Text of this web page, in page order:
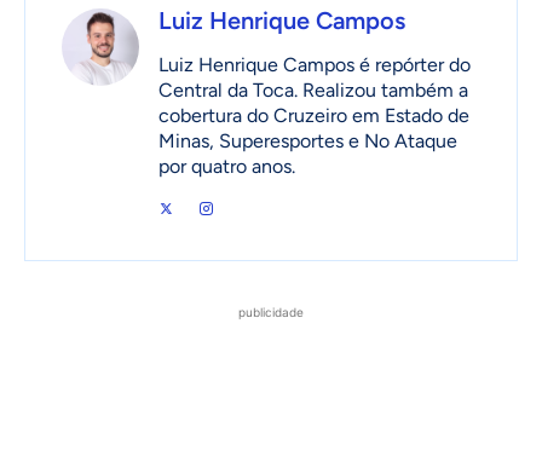
Luiz Henrique Campos
Luiz Henrique Campos é repórter do
Central da Toca. Realizou também a
cobertura do Cruzeiro em Estado de
Minas, Superesportes e No Ataque
por quatro anos.
publicidade